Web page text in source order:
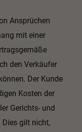
Ansprüchen
mit einer
den Verkäufer
Der Kunde
Kosten der
Gerichts- und
Dies gilt nicht,